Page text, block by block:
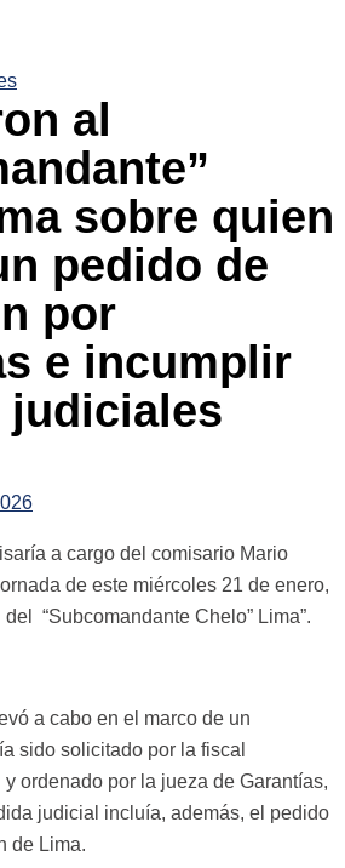
al
sobre quien
pedido de
por
e incumplir
judiciales
a cargo del comisario Mario
de este miércoles 21 de enero,
“Subcomandante Chelo” Lima”.
a cabo en el marco de un
sido solicitado por la fiscal
ordenado por la jueza de Garantías,
judicial incluía, además, el pedido
de Lima.